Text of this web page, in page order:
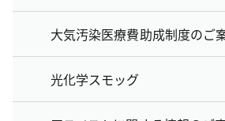
大気汚染医療費助成制度のご
光化学スモッグ